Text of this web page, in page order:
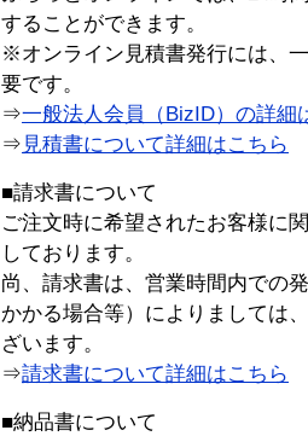
することができます。
※オンライン見積書発行には、
要です。
⇒一般法人会員（BizID）の詳細
⇒ 見積書について詳細はこちら
■請求書について
ご注文時に希望されたお客様に
しております。
尚、請求書は、営業時間内での
かかる場合等）によりましては
ざいます。
⇒請求書について詳細はこちら
■納品書について